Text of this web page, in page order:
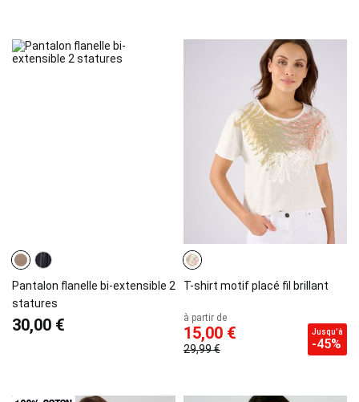
Pantalon flanelle bi-extensible 2
statures
30,00 €
T-shirt motif placé fil brillant
à partir de
15,00 €
29,99 €
Jusqu'à
-45%